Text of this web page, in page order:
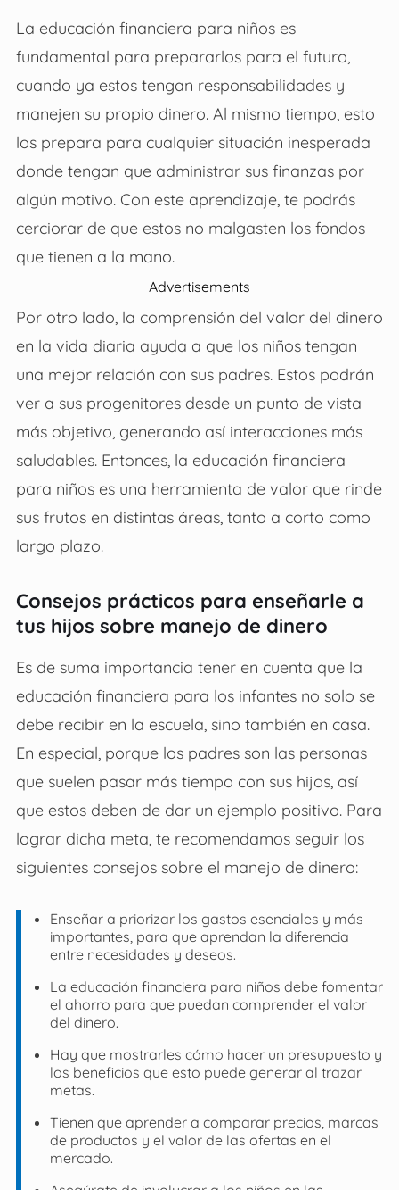
La educación financiera para niños es
fundamental para prepararlos para el futuro,
cuando ya estos tengan responsabilidades y
manejen su propio dinero. Al mismo tiempo, esto
los prepara para cualquier situación inesperada
donde tengan que administrar sus finanzas por
algún motivo. Con este aprendizaje, te podrás
cerciorar de que estos no malgasten los fondos
que tienen a la mano.
Advertisements
Por otro lado, la comprensión del valor del dinero
en la vida diaria ayuda a que los niños tengan
una mejor relación con sus padres. Estos podrán
ver a sus progenitores desde un punto de vista
más objetivo, generando así interacciones más
saludables. Entonces, la educación financiera
para niños es una herramienta de valor que rinde
sus frutos en distintas áreas, tanto a corto como
largo plazo.
Consejos prácticos para enseñarle a
tus hijos sobre manejo de dinero
Es de suma importancia tener en cuenta que la
educación financiera para los infantes no solo se
debe recibir en la escuela, sino también en casa.
En especial, porque los padres son las personas
que suelen pasar más tiempo con sus hijos, así
que estos deben de dar un ejemplo positivo. Para
lograr dicha meta, te recomendamos seguir los
siguientes consejos sobre el manejo de dinero:
Enseñar a priorizar los gastos esenciales y más
importantes, para que aprendan la diferencia
entre necesidades y deseos.
La educación financiera para niños debe fomentar
el ahorro para que puedan comprender el valor
del dinero.
Hay que mostrarles cómo hacer un presupuesto y
los beneficios que esto puede generar al trazar
metas.
Tienen que aprender a comparar precios, marcas
de productos y el valor de las ofertas en el
mercado.